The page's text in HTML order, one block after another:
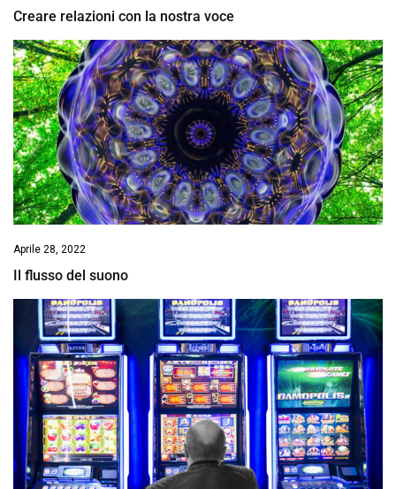
Creare relazioni con la nostra voce
Aprile 28, 2022
Il flusso del suono